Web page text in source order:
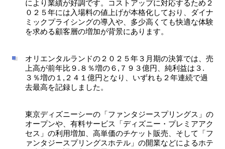
により業績が好調です。コストアップに対応するため２
０２５年には入場料の値上げが本格化しており、ダイナ
ミックプライシングの導入や、多少高くても快適な体験
を求める顧客層の増加が背景にあります。
オリエンタルランドの２０２５年３月期の決算では、売
上高が前年比９.８％増の６,７９３億円、純利益は３.
３％増の１,２４１億円となり、いずれも２年連続で過
去最高を記録しました。
東京ディズニーシーの「ファンタジースプリングス」の
オープンや、有料サービス「ディズニー・プレミアアク
セス」の利用増加、高単価のチケット販売、そして「フ
ァンタジースプリングスホテル」の開業などによるホテ